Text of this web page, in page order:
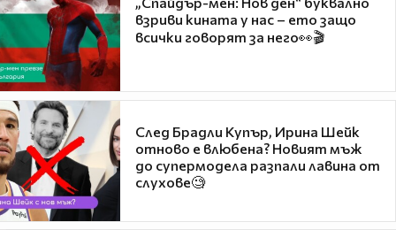
взриви кината у нас – ето защо
всички говорят за него👀🎬
След Брадли Купър, Ирина Шейк
отново е влюбена? Новият мъж
до супермодела разпали лавина от
слухове🧐